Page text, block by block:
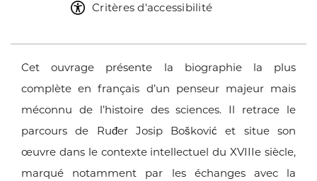
Critères d'accessibilité
Cet ouvrage présente la biographie la plus
complète enfrançais d’un penseur majeur mais
méconnu de l’histoire des sciences. Il retrace le
parcours de Ruđer Josip Bošković et situe son
œuvre dans le contexte intellectuel du XVIIIe siècle,
marqué notamment par les échanges avec la